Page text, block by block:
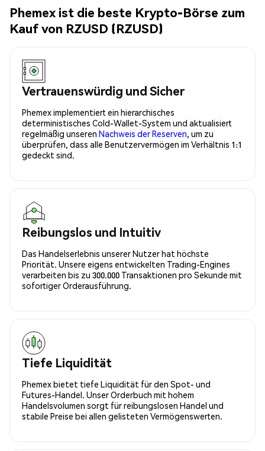
Phemex ist die beste Krypto-Börse zum
Kauf von RZUSD (RZUSD)
Vertrauenswürdig und Sicher
Phemex implementiert ein hierarchisches
deterministisches Cold-Wallet-System und aktualisiert
regelmäßig unseren Nachweis der Reserven, um zu
überprüfen, dass alle Benutzervermögen im Verhältnis 1:1
gedeckt sind.
Reibungslos und Intuitiv
Das Handelserlebnis unserer Nutzer hat höchste
Priorität. Unsere eigens entwickelten Trading-Engines
verarbeiten bis zu 300.000 Transaktionen pro Sekunde mit
sofortiger Orderausführung.
Tiefe Liquidität
Phemex bietet tiefe Liquidität für den Spot- und
Futures-Handel. Unser Orderbuch mit hohem
Handelsvolumen sorgt für reibungslosen Handel und
stabile Preise bei allen gelisteten Vermögenswerten.